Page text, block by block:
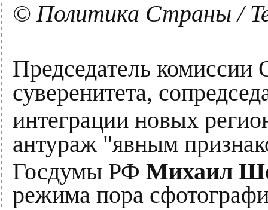
© Политика Страны /
Председатель
суверенитета,
интеграции новых
антураж "явным
Госдумы РФ Михаил
режима пора